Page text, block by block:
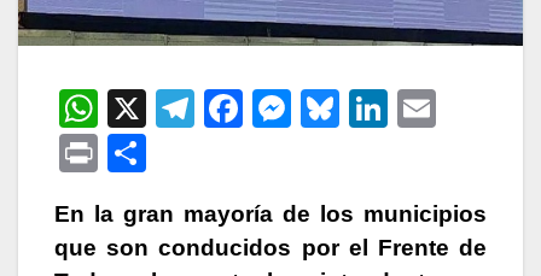
W
h
at
s
A
X
T
gr
a
F
e
b
M
s
e
Bl
s
k
Li
e
dI
P
nt m
En la gran mayoría de los municipios
que son conducidos por el Frente de